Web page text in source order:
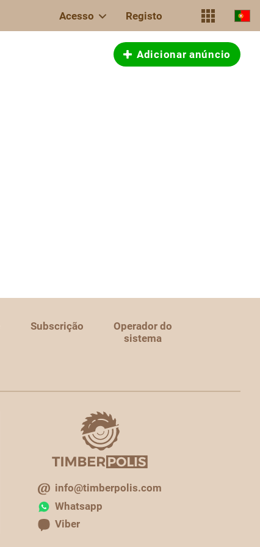
Acesso Registo
Adicionar anúncio
Subscrição
Operador do
sistema
info@timberpolis.com
Whatsapp
Viber